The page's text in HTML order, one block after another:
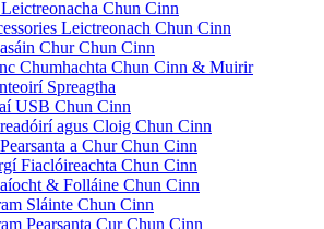
Chun Cinn
Leictreonach Chun Cinn
Chur Chun Cinn
Chumhachta Chun Cinn & Muirir
Spreagtha
USB Chun Cinn
agus Cloig Chun Cinn
a Chur Chun Cinn
Fiaclóireachta Chun Cinn
& Folláine Chun Cinn
Sláinte Chun Cinn
Pearsanta Cur Chun Cinn